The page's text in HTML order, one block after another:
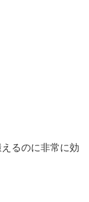
るのに非常に効